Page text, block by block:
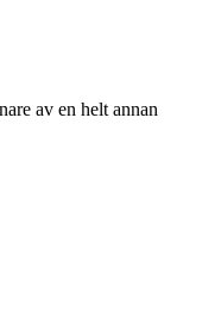
av en helt annan